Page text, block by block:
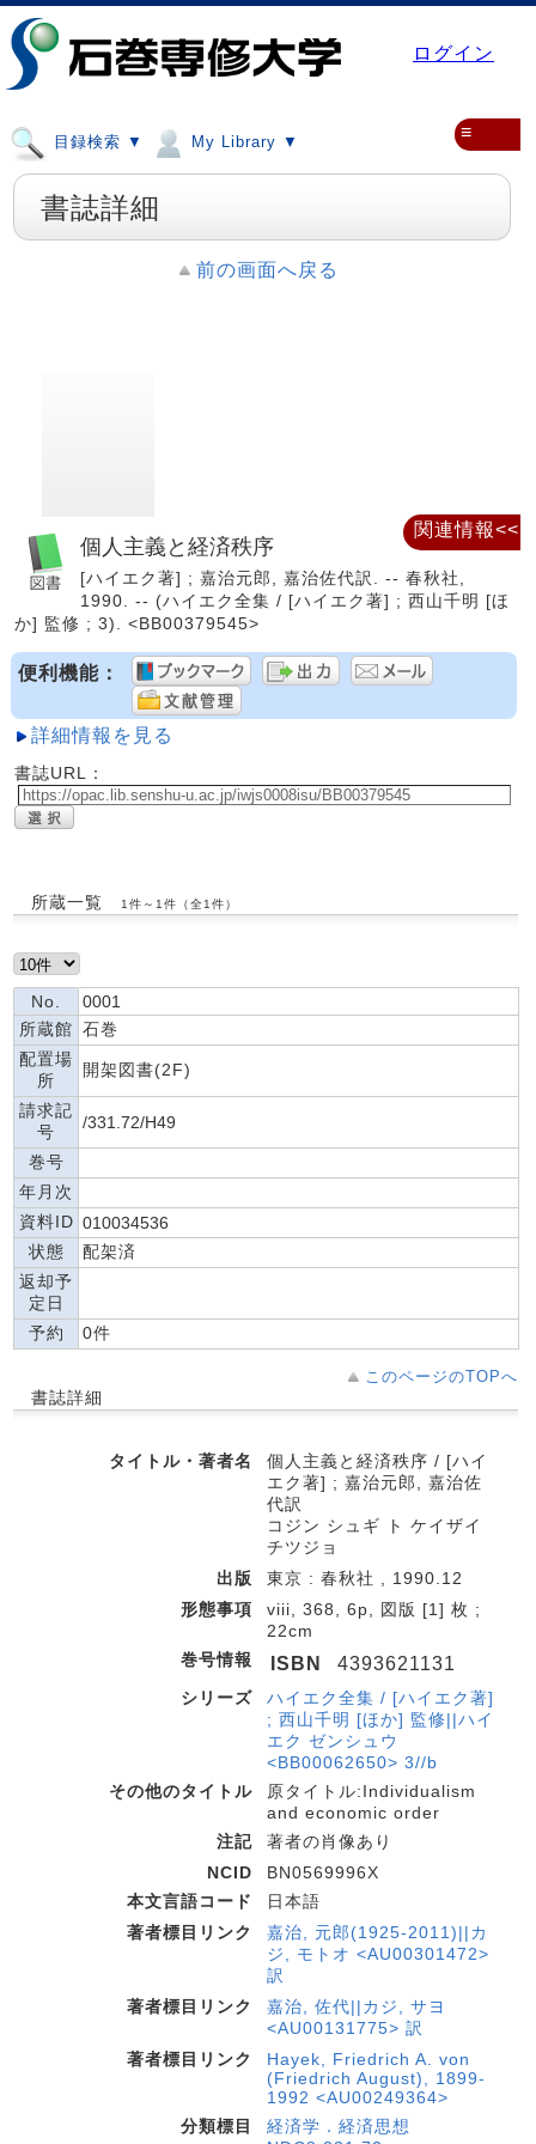
ログイン
目録検索 ▼ My Library ▼ ≡
書誌詳細
前の画面へ戻る
個人主義と経済秩序
[ハイエク著] ; 嘉治元郎, 嘉治佐代訳. -- 春秋社,
1990. -- (ハイエク全集 / [ハイエク著] ; 西山千明 [ほ
か] 監修 ; 3). <BB00379545>
便利機能：
詳細情報を見る
書誌URL：
所蔵一覧 1件～1件（全1件）
No.
0001
所蔵館 石巻
配置場
所
開架図書(2F)
請求記
号
/331.72/H49
巻号
年月次
資料ID 010034536
状態
配架済
返却予
定日
予約
0件
このページのTOPへ
書誌詳細
タイトル・著者名
個人主義と経済秩序 / [ハイ
エク著] ; 嘉治元郎, 嘉治佐
代訳
コジン シュギ ト ケイザイ
チツジョ
出版
東京 : 春秋社 , 1990.12
形態事項
viii, 368, 6p, 図版 [1] 枚 ;
22cm
巻号情報
ISBN 4393621131
シリーズ
ハイエク全集 / [ハイエク著]
; 西山千明 [ほか] 監修||ハイ
エク ゼンシュウ
<BB00062650> 3//b
その他のタイトル
原タイトル:Individualism
and economic order
注記
著者の肖像あり
NCID
BN0569996X
本文言語コード
日本語
著者標目リンク
嘉治, 元郎(1925-2011)||カ
ジ, モトオ <AU00301472>
訳
著者標目リンク
嘉治, 佐代||カジ, サヨ
<AU00131775> 訳
著者標目リンク
Hayek, Friedrich A. von
(Friedrich August), 1899-
1992 <AU00249364>
分類標目
経済学．経済思想
関連情報<<